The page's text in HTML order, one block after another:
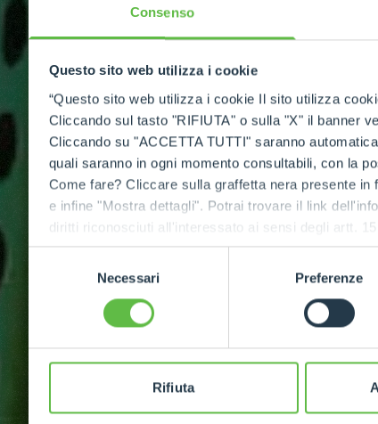
Consenso
Questo sito web utilizza i cookie
“Questo sito web utilizza i cookie Il sito utilizza
Cliccando sul tasto "RIFIUTA" o sulla "X" il banner
Cliccando su "ACCETTA TUTTI" saranno
quali saranno in ogni momento consultabili, con la
Come fare? Cliccare sulla graffetta nera presente
e infine "Mostra dettagli". Potrai trovare il link
diritti riconosciuti all'interessato ai sensi degli artt.
apposita procedura.
Necessari Preferenze
Rifiuta